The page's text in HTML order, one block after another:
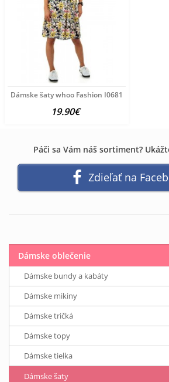
Dámske šaty whoo Fashion I0681
19.90€
Páči sa Vám náš sortiment?
Zdieľať na
Dámske oblečenie
Dámske bundy a kabáty
Dámske mikiny
Dámske tričká
Dámske topy
Dámske tielka
Dámske šaty